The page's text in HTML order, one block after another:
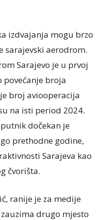
izdvajanja mogu brzo
sarajevski aerodrom.
Sarajevo je u prvoj
povećanje broja
broj aviooperacija
na isti period 2024.
dočekan je
prethodne godine,
Sarajeva kao
čvorišta.
ranije je za medije
drugo mjesto